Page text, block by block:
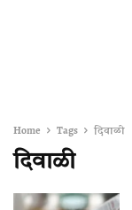
Home Tags दिवाळी
दिवाळी